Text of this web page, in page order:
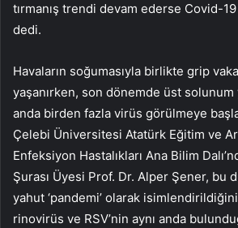
tırmanış trendi devam ederse Covid-19
dedi.
Havaların soğumasıyla birlikte grip
yaşanırken, son dönemde üst solunum
anda birden fazla virüs görülmeye
Çelebi Üniversitesi Atatürk Eğitim ve
Enfeksiyon Hastalıkları Ana Bilim
Şurası Üyesi Prof. Dr. Alper Şener, bu
yahut ‘pandemi’ olarak
rinovirüs ve RSV’nin aynı anda